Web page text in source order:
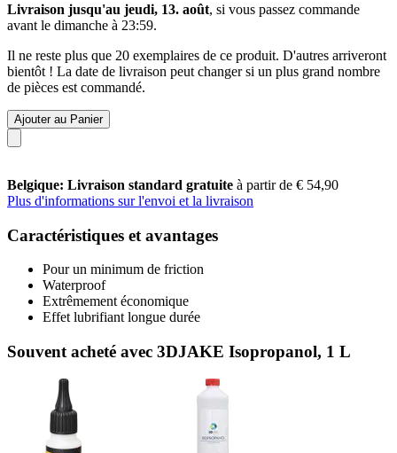
Livraison jusqu'au jeudi, 13. août, si vous passez commande
avant le dimanche à 23:59.
Il ne reste plus que 20 exemplaires de ce produit. D'autres arriveront
bientôt ! La date de livraison peut changer si un plus grand nombre
de pièces est commandé.
Ajouter au Panier
Belgique: Livraison standard gratuite à partir de € 54,90
Plus d'informations sur l'envoi et la livraison
Caractéristiques et avantages
Pour un minimum de friction
Waterproof
Extrêmement économique
Effet lubrifiant longue durée
Souvent acheté avec 3DJAKE Isopropanol, 1 L